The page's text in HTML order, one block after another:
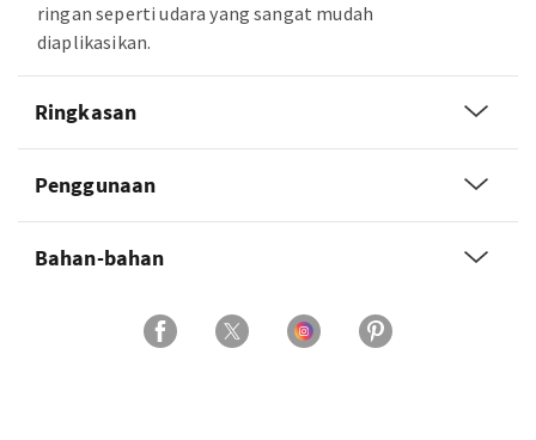
ringan seperti udara yang sangat mudah
diaplikasikan.
Ringkasan
Penggunaan
Bahan-bahan